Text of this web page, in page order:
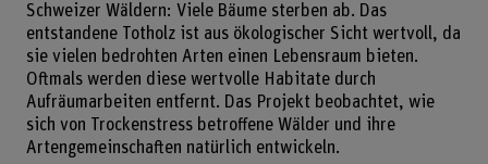
Schweizer Wäldern: Viele Bäume sterben ab. Das
entstandene Totholz ist aus ökologischer Sicht wertvoll, da
sie vielen bedrohten Arten einen Lebensraum bieten.
Oftmals werden diese wertvolle Habitate durch
Aufräumarbeiten entfernt. Das Projekt beobachtet, wie
sich von Trockenstress betroffene Wälder und ihre
Artengemeinschaften natürlich entwickeln.